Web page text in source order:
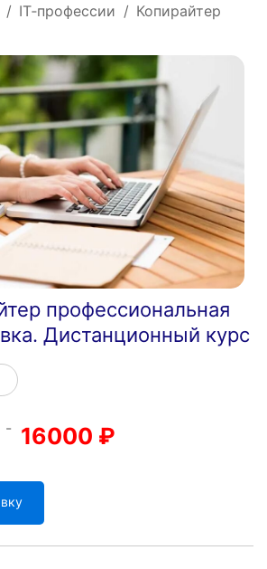
IT‑профессии Копирайтер
профессиональная
Дистанционный курс
- 16000 ₽